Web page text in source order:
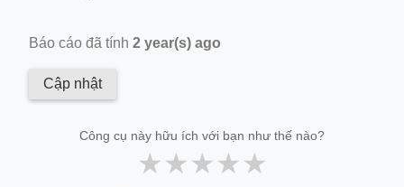
Báo cáo đã tính 2 year(s) ago
Cập nhật
Công cụ này hữu ích với bạn như thế nào?
★★★★★